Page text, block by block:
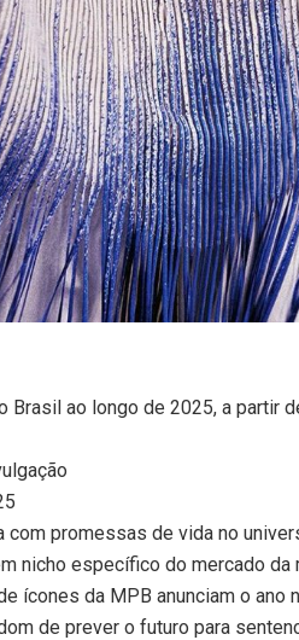
Brasil ao longo de 2025, a partir
com promessas de vida no
nicho específico do mercado
ícones da MPB anunciam o ano
de prever o futuro para